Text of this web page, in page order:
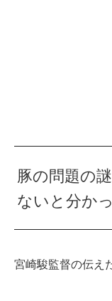
豚の問題の
ないと分か
宮崎駿監督の伝え